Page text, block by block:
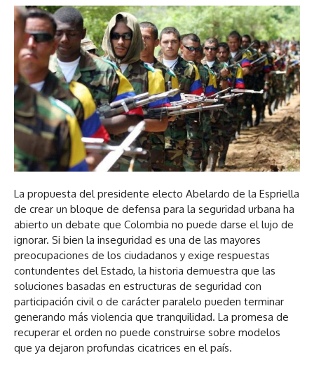
La propuesta del presidente electo Abelardo de la Espriella
de crear un bloque de defensa para la seguridad urbana ha
abierto un debate que Colombia no puede darse el lujo de
ignorar. Si bien la inseguridad es una de las mayores
preocupaciones de los ciudadanos y exige respuestas
contundentes del Estado, la historia demuestra que las
soluciones basadas en estructuras de seguridad con
participación civil o de carácter paralelo pueden terminar
generando más violencia que tranquilidad. La promesa de
recuperar el orden no puede construirse sobre modelos
que ya dejaron profundas cicatrices en el país.